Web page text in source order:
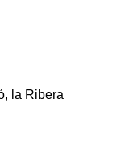
la Ribera